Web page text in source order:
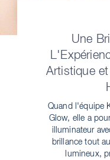
Une
Artistique
Quand l'équipe
Glow, elle a
illuminateur
brillance tout
lumineux,